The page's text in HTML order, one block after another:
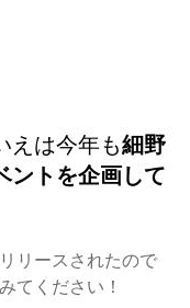
えは今年も細野
ントを企画して
リースされたので
てください！